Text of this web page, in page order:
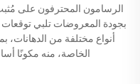
الرسامون المحترفون على
بجودة المعروضات تلبي توقعات
أنواع مختلفة من الدهانات،
الخاصة، منه مكونًا